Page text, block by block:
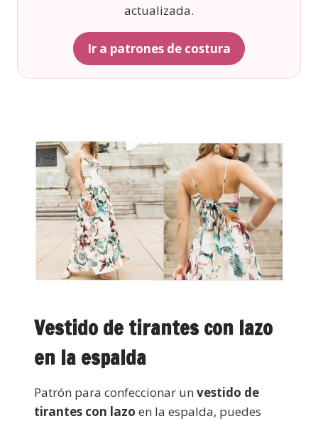
actualizada.
Ir a patrones de costura
Vestido de tirantes con lazo
en la espalda
Patrón para confeccionar un vestido de
tirantes con lazo en la espalda, puedes